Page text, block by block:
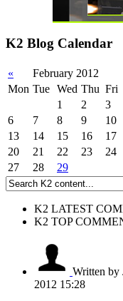
K2 Blog Calendar
« February 2012
Mon Tue Wed Thu Fri
1
2 3
6
7 8 9 10
13
14 15 16 17
20
21 22 23 24
27
28 29
K2 LATEST
K2 TOP
Written by
2012 15:28